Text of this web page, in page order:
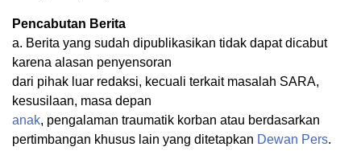
Pencabutan Berita
a. Berita yang sudah dipublikasikan tidak dapat dicabut
karena alasan penyensoran
dari pihak luar redaksi, kecuali terkait masalah SARA,
kesusilaan, masa depan
anak, pengalaman traumatik korban atau berdasarkan
pertimbangan khusus lain yang ditetapkan Dewan Pers.